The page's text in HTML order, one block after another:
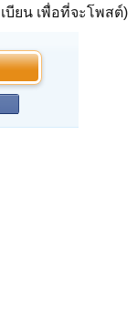
บียน เพื่อที่จะโพสต์)